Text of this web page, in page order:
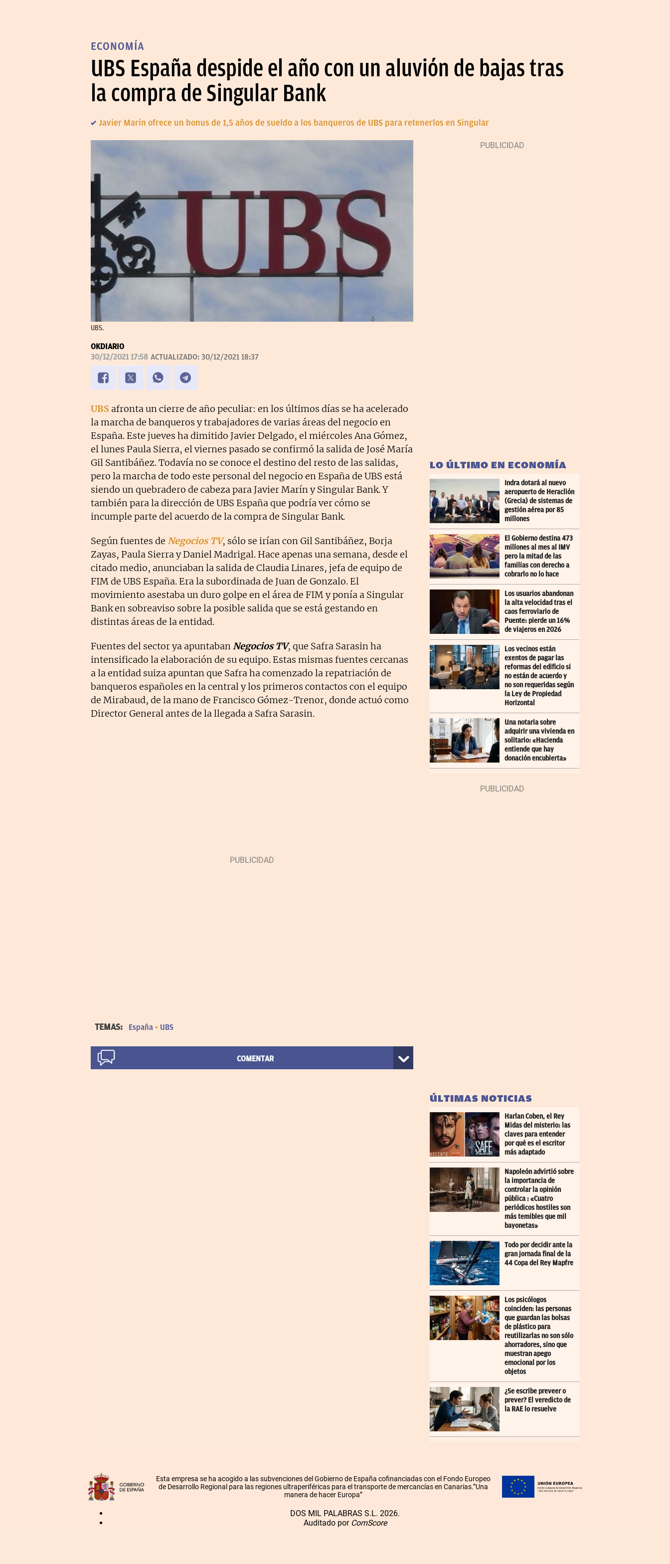
ECONOMÍA
UBS España despide el año con un aluvión de bajas tras
la compra de Singular Bank
Javier Marín ofrece un bonus de 1,5 años de sueldo a los banqueros de UBS para retenerlos en Singular
UBS.
OKDIARIO
30/12/2021 17:58 ACTUALIZADO: 30/12/2021 18:37
UBS afronta un cierre de año peculiar: en los últimos días se ha acelerado
la marcha de banqueros y trabajadores de varias áreas del negocio en
España. Este jueves ha dimitido Javier Delgado, el miércoles Ana Gómez,
el lunes Paula Sierra, el viernes pasado se confirmó la salida de José María
Gil Santibáñez. Todavía no se conoce el destino del resto de las salidas,
pero la marcha de todo este personal del negocio en España de UBS está
siendo un quebradero de cabeza para Javier Marín y Singular Bank. Y
también para la dirección de UBS España que podría ver cómo se
incumple parte del acuerdo de la compra de Singular Bank.
Según fuentes de Negocios TV, sólo se irían con Gil Santibáñez, Borja
Zayas, Paula Sierra y Daniel Madrigal. Hace apenas una semana, desde el
citado medio, anunciaban la salida de Claudia Linares, jefa de equipo de
FIM de UBS España. Era la subordinada de Juan de Gonzalo. El
movimiento asestaba un duro golpe en el área de FIM y ponía a Singular
Bank en sobreaviso sobre la posible salida que se está gestando en
distintas áreas de la entidad.
Fuentes del sector ya apuntabanNegocios TV, que Safra Sarasin ha
intensificado la elaboración de su equipo. Estas mismas fuentes cercanas
a la entidad suiza apuntan que Safra ha comenzado la repatriación de
banqueros españoles en la central y los primeros contactos con el equipo
de Mirabaud, de la mano de Francisco Gómez-Trenor, donde actuó como
Director General antes de la llegada a Safra Sarasin.
TEMAS: España UBS
COMENTAR
LO ÚLTIMO EN ECONOMÍA
Indra dotará al nuevo
aeropuerto de Heraclión
(Grecia) de sistemas de
gestión aérea por 85
millones
El Gobierno destina 473
millones al mes al IMV
pero la mitad de las
familias con derecho a
cobrarlo no lo hace
Los usuarios abandonan
la alta velocidad tras el
caos ferroviario de
Puente: pierde un 16%
de viajeros en 2026
Los vecinos están
exentos de pagar las
reformas del edificio si
no están de acuerdo y
no son requeridas según
la Ley de Propiedad
Horizontal
Una notaria sobre
adquirir una vivienda en
solitario: «Hacienda
entiende que hay
donación encubierta»
ÚLTIMAS NOTICIAS
Harlan Coben, el Rey
Midas del misterio: las
claves para entender
por qué es el escritor
más adaptado
Napoleón advirtió sobre
la importancia de
controlar la opinión
pública : «Cuatro
periódicos hostiles son
más temibles que mil
bayonetas»
Todo por decidir ante la
gran jornada final de la
44 Copa del Rey Mapfre
Los psicólogos
coinciden: las personas
que guardan las bolsas
de plástico para
reutilizarlas no son sólo
ahorradores, sino que
muestran apego
emocional por los
objetos
¿Se escribe preveer o
prever? El veredicto de
la RAE lo resuelve
Esta empresa se ha acogido a las subvenciones del Gobierno de España cofinanciadas con el Fondo Europeo
de Desarrollo Regional para las regiones ultraperiféricas para el transporte de mercancías en Canarias.”Una
manera de hacer Europa”
DOS MIL PALABRAS S.L. 2026.
Auditado por ComScore